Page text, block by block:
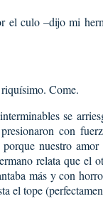
culo –dijo mi
Come.
se
con
nuestro
relata que el
más y con
el tope